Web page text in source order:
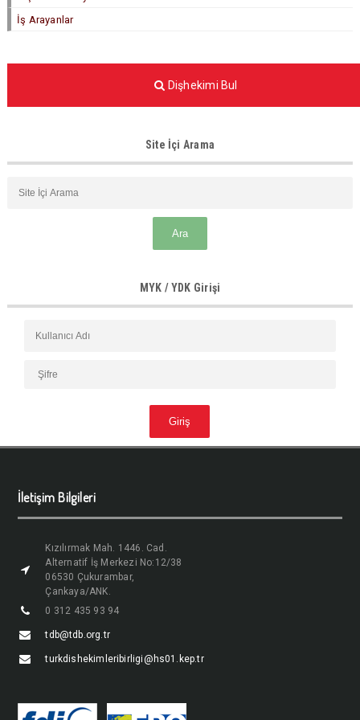
İş Arayanlar
Dişhekimi Bul
Site İçi Arama
MYK / YDK Girişi
İletişim Bilgileri
Kızılırmak Mah. 1446. Cad.
Alternatif İş Merkezi No:12/38
06530 Çukurambar,
Çankaya/ANK.
0 312 435 93 94
tdb@tdb.org.tr
turkdishekimleribirligi@hs01.kep.tr